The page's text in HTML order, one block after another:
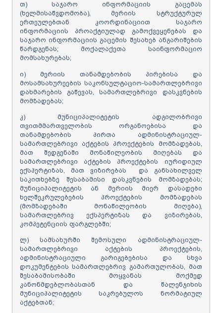
თ) საჯარო ინფორმაციის გაცემას
(ხელმისაწვდომობა), მერიის სტრუქტურულ
ერთეულებთან კოორდინაციით საჯარო
ინფორმაციის პროაქტიულად გამოქვეყენებას და
საჯარო ინფორმაციის გაცემის შესახებ ანგარიშების
წარდგენას; მოქალაქეთა საინფორმაციო
მომსახურებას;
ი) მერიის თანამდებობის პირებისა და
მოსამსახურეების საკონსულტაციო-სამართლებრივი
დახმარების გაწევას, სამართლებრივი დასკვნების
მომზადებას;
კ) მუნიციპალიტეტის ადგილობრივი
თვითმმართველობის ორგანოებისა და
თანამდებობის პირთა ადმინისტრაციულ-
სამართლებრივი აქტების პროექტების მომზადებას,
მათ შედგენაში მონაწილეობის მიღებას და
სამართლებრივი აქტების პროექტების იურიდიულ
ექსპერტიზას, მათ ვიზირებას და განსახილველ
საკითხებზე შესაბამისი დასკვნების მომზადებას;
მუნიციპალიტეტის ან მერიის მიერ დასადები
ხელშეკრულებების პროექტების მომზადებას
(მომზადებაში მონაწილეობის მიღება),
სამართლებრივ ექსპერტიზას და ვიზირებას,
კომპეტენციის ფარგლებში;
ლ) სამსახურში შემოსული ადმინისტრაციულ-
სამართლებრივი აქტების პროექტების,
ადმინისტრაციული გარიგებებისა და სხვა
დოკუმენტების სამართლებრივ გამართულობას, მათ
შესაბამისობაში მოყვანას მოქმედ
კანონმდებლობასთან და წალენჯიხის
მუნიციპალიტეტის საკრებულოს ნორმატიულ
აქტებთან;